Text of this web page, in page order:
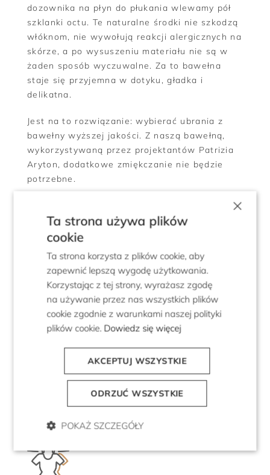
dozownika na płyn do płukania wlewamy pół
szklanki octu. Te naturalne środki nie szkodzą
włóknom, nie wywołują reakcji alergicznych na
skórze, a po wysuszeniu materiału nie są w
żaden sposób wyczuwalne. Za to bawełna
staje się przyjemna w dotyku, gładka i
delikatna.
Jest na to rozwiązanie: wybierać ubrania z
bawełny wyższej jakości. Z naszą bawełną,
wykorzystywaną przez projektantów Patrizia
Aryton, dodatkowe zmiękczanie nie będzie
potrzebne.
Ponieważ woda wsiąknięta w włókna
zwiększa ciężar dzianin, nie rekomendujemy
suszenia ich w pozycji wiszącej na suszarce,
bo to naraziłoby je na utratę kształtu. Swetry
należy rozłożyć na płasko, np. na suchym
ręczniku, w przewiewnym miejscu i tak
pozostawić do wyschnięcia.
sukienki warto po wyciągnięciu z pralki mocno
strzepnąć i powiesić na wieszaku. Pamiętaj o
zapięciu guzików i uformowaniu kołnierzyków
×
Ta strona używa plików
cookie
Ta strona korzysta z plików cookie, aby
zapewnić lepszą wygodę użytkowania.
Korzystając z tej strony, wyrażasz zgodę
na używanie przez nas wszystkich plików
cookie zgodnie z warunkami naszej polityki
plików cookie. Dowiedz się więcej
AKCEPTUJ WSZYSTKIE
ODRZUĆ WSZYSTKIE
POKAŻ SZCZEGÓŁY